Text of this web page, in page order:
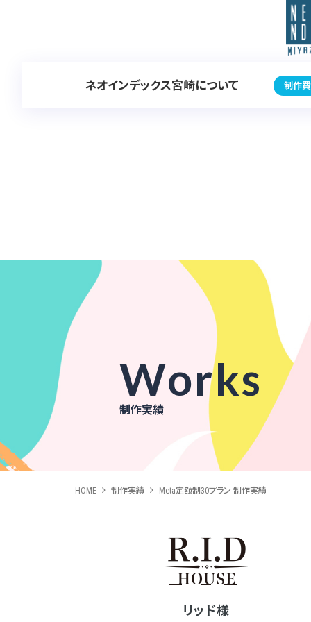
ネオインデックス宮崎について 制作
Works
制作実績
HOME 制作実績 Meta定額制30プラン 制作実績
リッド様